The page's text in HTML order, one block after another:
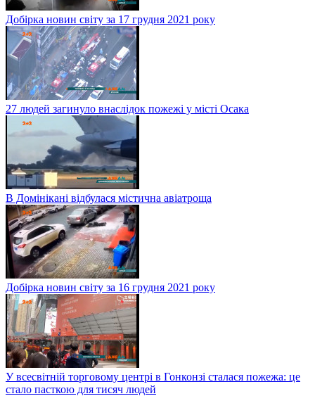
Добірка новин світу за 17 грудня 2021 року
27 людей загинуло внаслідок пожежі у місті Осака
В Домінікані відбулася містична авіатроща
Добірка новин світу за 16 грудня 2021 року
У всесвітній торговому центрі в Гонконзі сталася пожежа: це
стало пасткою для тисяч людей